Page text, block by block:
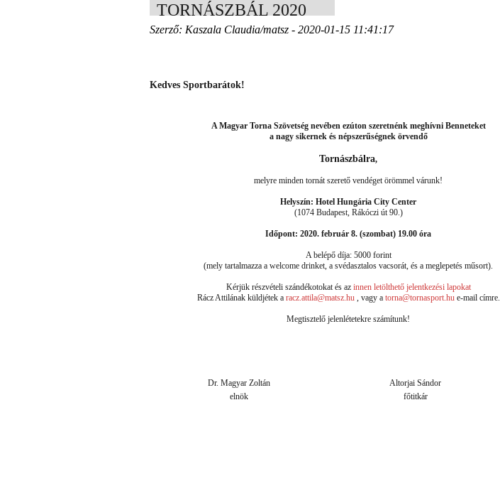
TORNÁSZBÁL 2020
Szerző: Kaszala Claudia/matsz - 2020-01-15 11:41:17
Kedves Sportbarátok!
A Magyar Torna Szövetség nevében ezúton szeretnénk meghívni Benneteket
a nagy sikernek és népszerűségnek örvendő
Tornászbálra,
melyre minden tornát szerető vendéget örömmel várunk!
Helyszín: Hotel Hungária City Center
(1074 Budapest, Rákóczi út 90.)
Időpont: 2020. február 8. (szombat) 19.00 óra
A belépő díja: 5000 forint
(mely tartalmazza a welcome drinket, a svédasztalos vacsorát, és a meglepetés műsort).
Kérjük részvételi szándékotokat és az innen letölthető jelentkezési lapokat
Rácz Attilának küldjétek a racz.attila@matsz.hu , vagy a torna@tornasport.hu e-mail címre.
Megtisztelő jelenlétetekre számítunk!
Dr. Magyar Zoltán
Altorjai Sándor
elnök
főtitkár